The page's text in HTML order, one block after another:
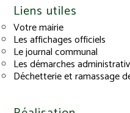
Liens utiles
Votre mairie
Les affichages officiels
Le journal communal
Les démarches
Déchetterie et ramassage